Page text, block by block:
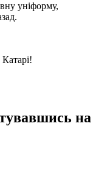
уніформу,
Катарі!
на